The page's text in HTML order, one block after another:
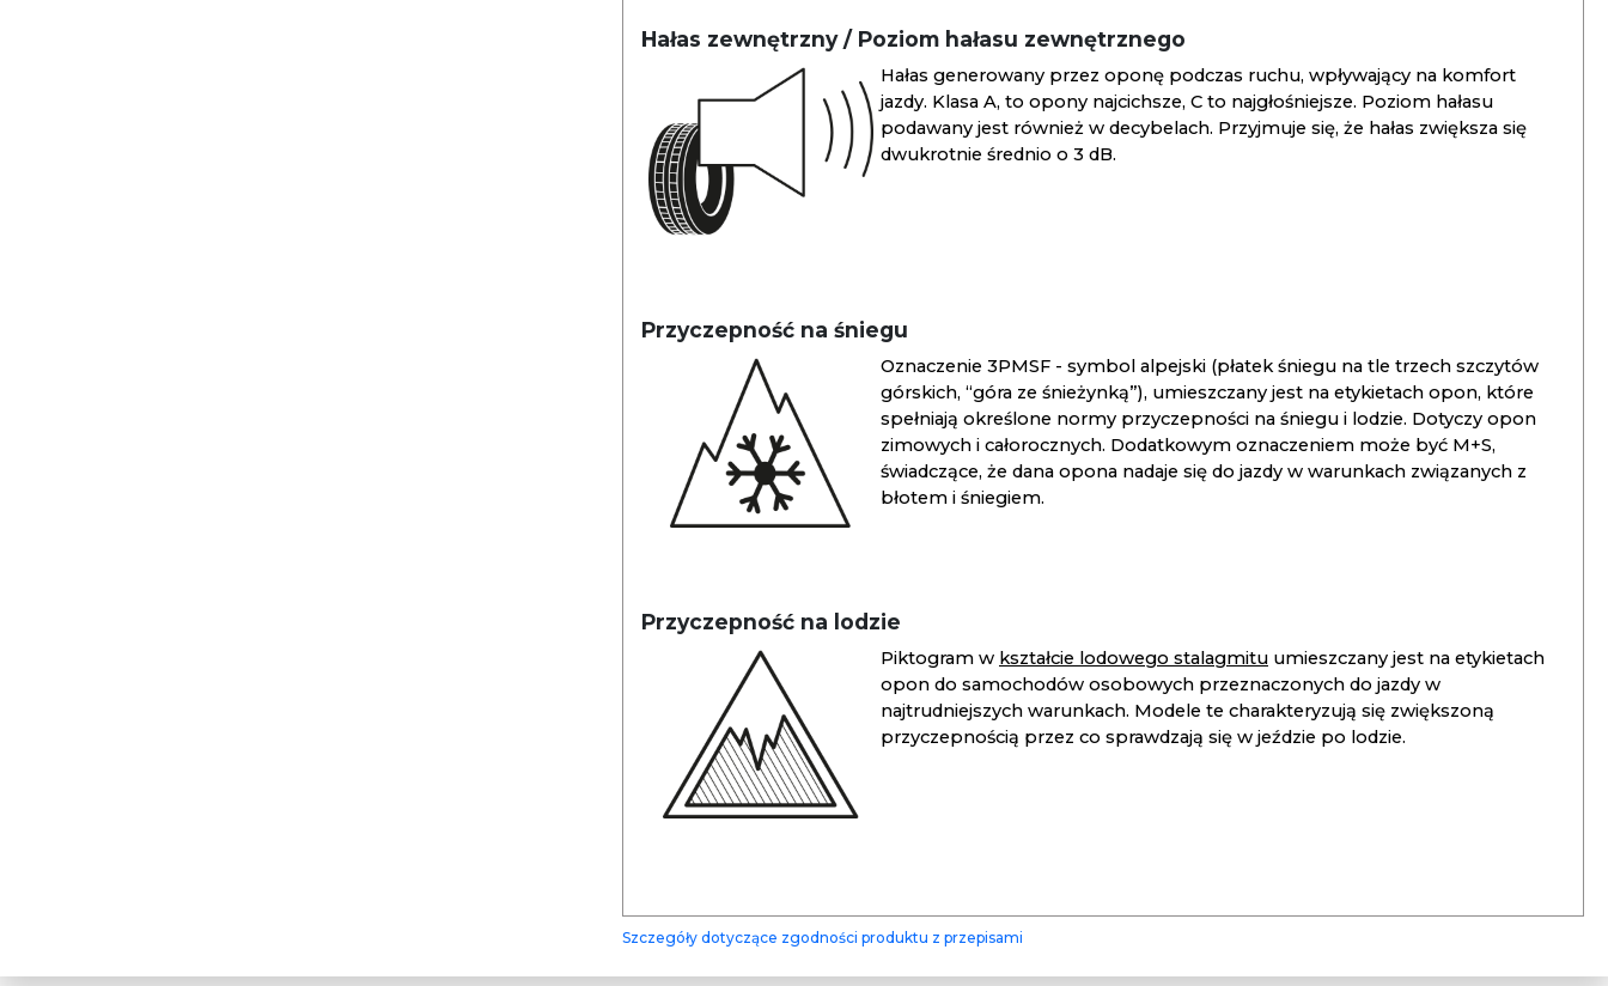
Hałas zewnętrzny / Poziom hałasu zewnętrznego
Hałas generowany przez oponę podczas ruchu, wpływający na komfort
jazdy. Klasa A, to opony najcichsze, C to najgłośniejsze. Poziom hałasu
podawany jest również w decybelach. Przyjmuje się, że hałas zwiększa się
dwukrotnie średnio o 3 dB.
Przyczepność na śniegu
Oznaczenie 3PMSF - symbol alpejski (płatek śniegu na tle trzech szczytów
górskich, “góra ze śnieżynką”), umieszczany jest na etykietach opon, które
spełniają określone normy przyczepności na śniegu i lodzie. Dotyczy opon
zimowych i całorocznych. Dodatkowym oznaczeniem może być M+S,
świadczące, że dana opona nadaje się do jazdy w warunkach związanych z
błotem i śniegiem.
Przyczepność na lodzie
Piktogram w kształcie lodowego stalagmitu umieszczany jest na etykietach
opon do samochodów osobowych przeznaczonych do jazdy w
najtrudniejszych warunkach. Modele te charakteryzują się zwiększoną
przyczepnością przez co sprawdzają się w jeździe po lodzie.
Szczegóły dotyczące zgodności produktu z przepisami